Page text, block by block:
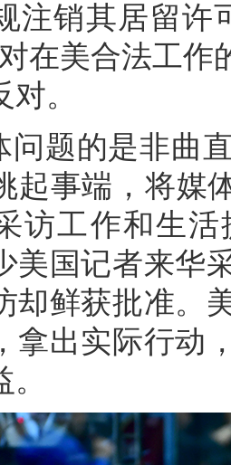
注销其居留许
在美合法工
。
问题的是非曲
起事端，将媒
访工作和生
美国记者来华
却鲜获批准。
拿出实际行动